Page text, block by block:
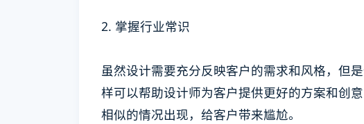
2. 掌握行业常识
虽然设计需要充分反映客户的需求和风格，但
样可以帮助设计师为客户提供更好的方案和创
相似的情况出现，给客户带来尴尬。